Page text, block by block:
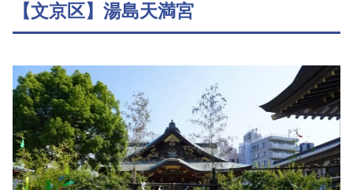
【文京区】湯島天満宮